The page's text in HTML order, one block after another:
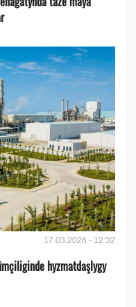
17.03.2026 - 12:32
hyzmatdaşlygy